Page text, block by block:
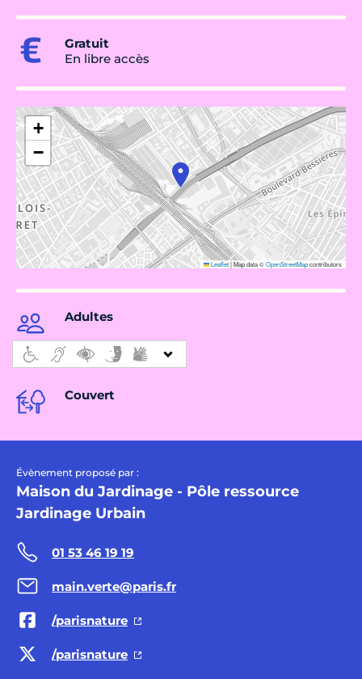
Gratuit
En libre accès
+
−
Leaflet|Map data ©OpenStreetMapcontributors
Adultes
Couvert
Évènement proposé par :
Maison du Jardinage - Pôle ressource
Jardinage Urbain
01 53 46 19 19
main.verte@paris.fr
/parisnature
/parisnature